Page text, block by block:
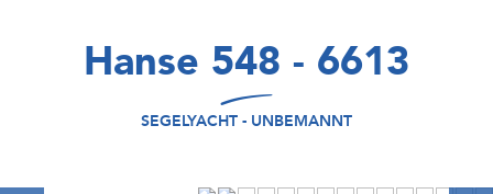
Hanse 548 - 6613
SEGELYACHT - UNBEMANNT